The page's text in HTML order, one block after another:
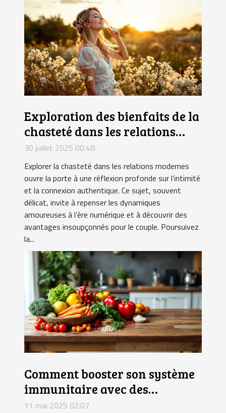
Exploration des bienfaits de la
chasteté dans les relations
modernes
30 juillet 2025 00:48
Explorer la chasteté dans les relations modernes
ouvre la porte à une réflexion profonde sur l’intimité
et la connexion authentique. Ce sujet, souvent
délicat, invite à repenser les dynamiques
amoureuses à l’ère numérique et à découvrir des
avantages insoupçonnés pour le couple. Poursuivez
la...
Comment booster son système
immunitaire avec des
superaliments méconnus
11 mai 2025 02:07